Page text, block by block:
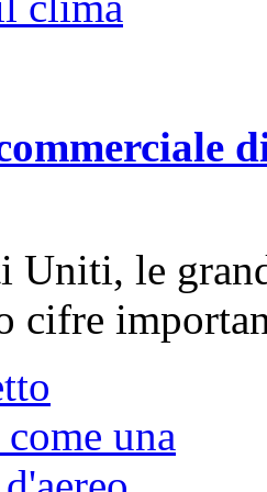
Uniti, le
cifre